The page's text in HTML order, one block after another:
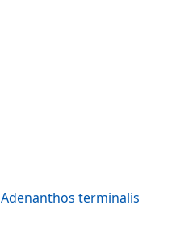
Adenanthos terminalis